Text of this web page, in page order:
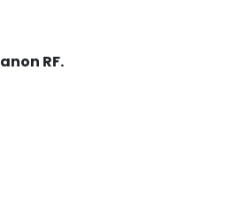
RF.